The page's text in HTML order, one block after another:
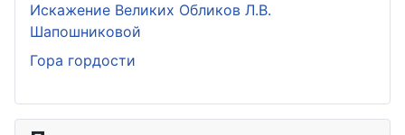
Искажение Великих Обликов Л.В.
Шапошниковой
Гора гордости